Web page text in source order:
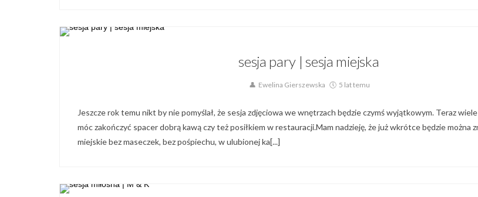
sesja pary | sesja miejska
Ewelina Gierszewska 5 lat temu
Jeszcze rok temu nikt by nie pomyślał, że sesja zdjęciowa we wnętrzach będzie czymś wyjątkowym. Teraz
móc zakończyć spacer dobrą kawą czy też posiłkiem w restauracji.Mam nadzieję, że już wkrótce będzie można
miejskie bez maseczek, bez pośpiechu, w ulubionej ka[...]